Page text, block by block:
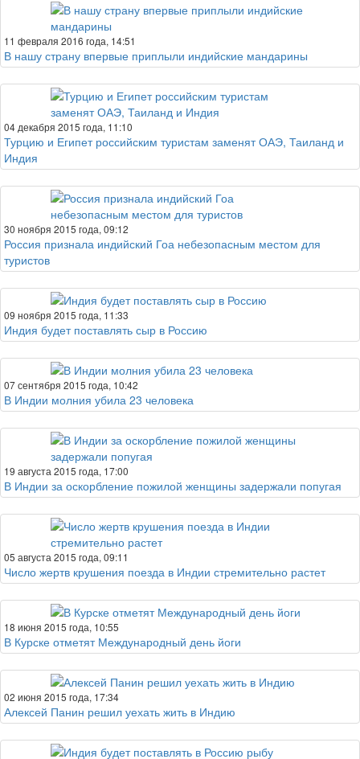
11 февраля 2016 года, 14:51
В нашу страну впервые приплыли индийские мандарины
04 декабря 2015 года, 11:10
Турцию и Египет российским туристам заменят ОАЭ, Таиланд и
Индия
30 ноября 2015 года, 09:12
Россия признала индийский Гоа небезопасным местом для
туристов
09 ноября 2015 года, 11:33
Индия будет поставлять сыр в Россию
07 сентября 2015 года, 10:42
В Индии молния убила 23 человека
19 августа 2015 года, 17:00
В Индии за оскорбление пожилой женщины задержали попугая
05 августа 2015 года, 09:11
Число жертв крушения поезда в Индии стремительно растет
18 июня 2015 года, 10:55
В Курске отметят Международный день йоги
02 июня 2015 года, 17:34
Алексей Панин решил уехать жить в Индию